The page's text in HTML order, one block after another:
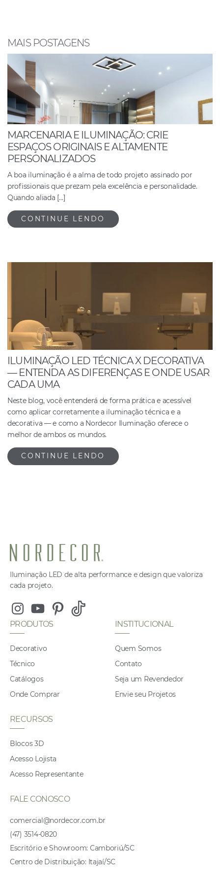
o
k
p
MAIS POSTAGENS
MARCENARIA E ILUMINAÇÃO: CRIE
ESPAÇOS ORIGINAIS E ALTAMENTE
PERSONALIZADOS
A boa iluminação é a alma de todo projeto assinado por
profissionais que prezam pela excelência e personalidade.
Quando aliada […]
CONTINUE LENDO
ILUMINAÇÃO LED TÉCNICA X DECORATIVA
— ENTENDA AS DIFERENÇAS E ONDE USAR
CADA UMA
Neste blog, você entenderá de forma prática e acessível
como aplicar corretamente a iluminação técnica e a
decorativa — e como a Nordecor Iluminação oferece o
melhor de ambos os mundos.
CONTINUE LENDO
Iluminação LED de alta performance e design que valoriza
cada projeto.
InstagramYoutubePinterest
Tiktok
PRODUTOS
Decorativo
Técnico
Catálogos
Onde Comprar
INSTITUCIONAL
Quem Somos
Contato
Seja um Revendedor
Envie seu Projetos
RECURSOS
Blocos 3D
Acesso Lojista
Acesso Representante
FALE CONOSCO
comercial@nordecor.com.br
(47) 3514-0820
Escritório e Showroom: Camboriú/SC
Centro de Distribuição: Itajaí/SC